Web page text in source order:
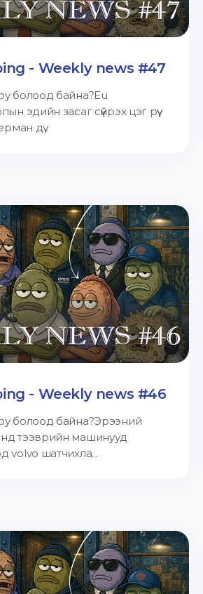
- Weekly news #47
болоод байна?Eu
эдийн засаг сүйрэх цэг рүү
дү...
- Weekly news #46
болоод байна?Эрээний
тээврийн машинууд
volvo шатчихла...